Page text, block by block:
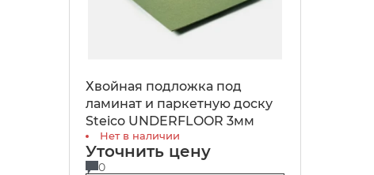
Хвойная подложка под
ламинат и паркетную доску
Steico UNDERFLOOR 3мм
Нет в наличии
Уточнить цену
0